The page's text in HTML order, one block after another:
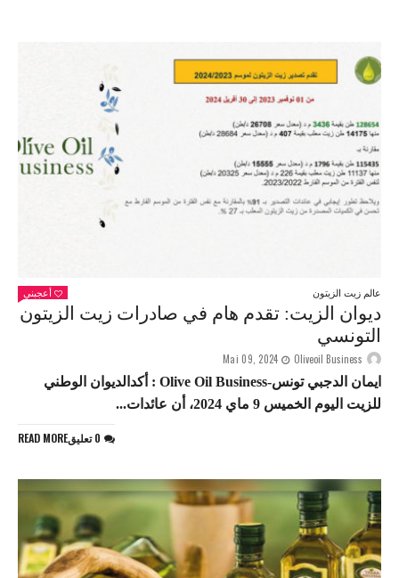
عالم زيت الزيتون أعجبني
ديوان الزيت: تقدم هام في صادرات زيت الزيتون
التونسي
Oliveoil Business
Mai 09, 2024
ايمان الدجبي تونس-Olive Oil Business : أكدالديوان الوطني
للزيت اليوم الخميس 9 ماي 2024، أن عائدات...
READ MORE 0 تعليق